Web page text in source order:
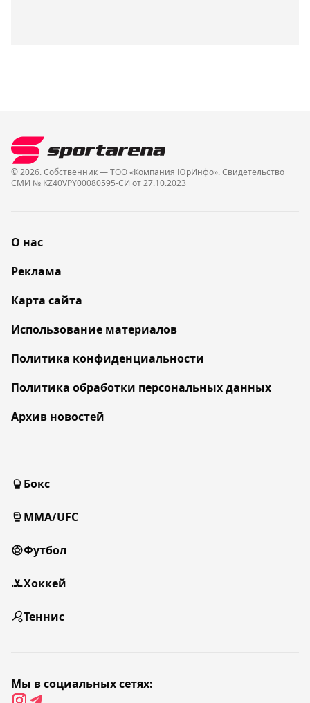
© 2026. Собственник — ТОО «Компания ЮрИнфо». Cвидетельство
СМИ № KZ40VPY00080595-СИ от 27.10.2023
О нас
Реклама
Карта сайта
Использование материалов
Политика конфиденциальности
Политика обработки персональных данных
Архив новостей
Бокс
MMA/UFC
Футбол
Хоккей
Теннис
Мы в социальных сетях: